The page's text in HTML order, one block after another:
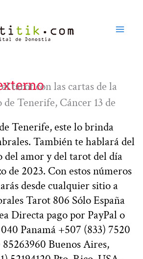
tarot con las cartas de la
Tenerife, Cáncer 13 de
Tenerife, este lo brinda
También te hablará del
del amor y del tarot del día
de 2023. Con estos números
desde cualquier sitio a
Tarot 806 Sólo España
Directa pago por PayPal o
Panamá +507 (833) 7520
Buenos Aires,